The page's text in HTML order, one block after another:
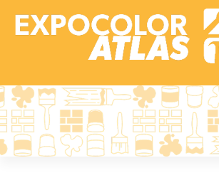
Expocolor Atlas
Tienda de pinturas en linea